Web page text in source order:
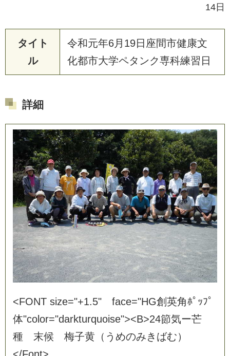
14日
タイト
ル
令和元年6月19日座間市健康文
化都市大学ペタンク専科練習日
詳細
<FONT size="+1.5" face="HG創英角ﾎﾟ ｯﾌﾟ
体"coor="darkturquoise"><B>24節気ー芒
種
末候 梅子黄 （ う めのみき ばむ）